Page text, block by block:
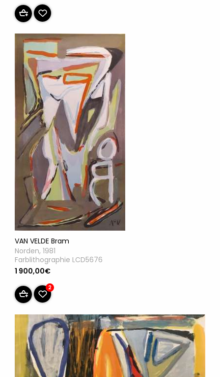
VAN VELDE Bram
Norden, 1981
Farblithographie LCD5676
1 900,00€
2